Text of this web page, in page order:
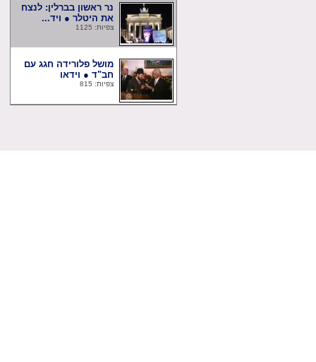
נר ראשון בברלין: לנצח
את היטלר ● ויד...
צפיות: 1125
מושל פלורידה חגג עם
חב"ד ● וידאו
צפיות: 815